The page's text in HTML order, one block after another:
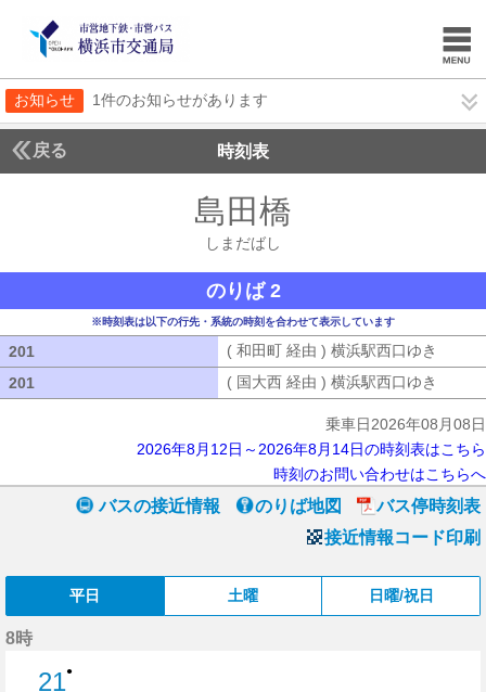
お知らせ 1件のお知らせがあります
戻る 時刻表
島田橋
しまだばし
のりば 2
※時刻表は以下の行先・系統の時刻を合わせて表示しています
201 ( 和田町 経由 ) 横浜駅西口ゆき
201
( 国大西 経由 ) 横浜駅西口ゆき
乗車日2026年08月08日
2026年8月12日～2026年8月14日の時刻表はこちら
時刻のお問い合わせはこちらへ
バスの接近情報 のりば地図
バス停時刻表
接近情報コード印刷
平日 土曜 日曜/祝日
8時
21●